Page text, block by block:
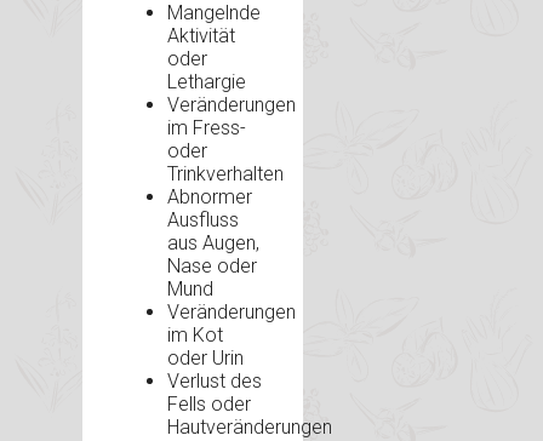
Mangelnde
Aktivität
oder
Lethargie
Veränderungen
im Fress-
oder
Trinkverhalten
Abnormer
Ausfluss
aus Augen,
Nase oder
Mund
Veränderungen
im Kot
oder Urin
Verlust des
Fells oder
Hautveränderungen